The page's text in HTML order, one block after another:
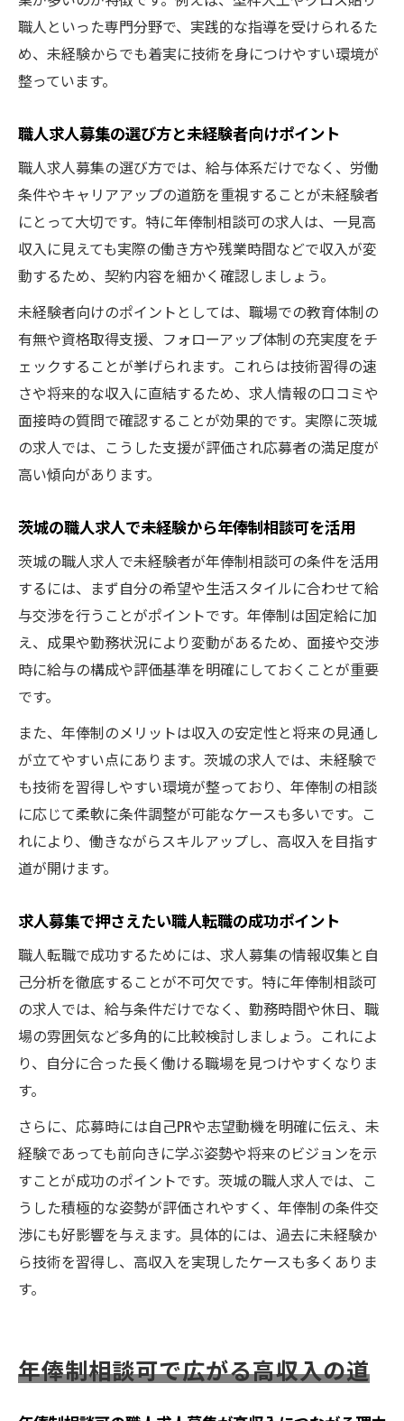
茨城で黙々作業中心の職人求人募集を見極
める方法
求人募集で黙々作業重視の職人職場を選ぶ
茨城で発見
職人求人募集で黙々働ける環境を手に入れ
る方法
年収アップ叶える求人応募の秘訣
法とは
茨城の職人求人で高収入を目指す転職活動
のコツ
求人募集選びで年収アップ可能な職人仕事
を見極める
年俸制相談可求人応募で高収入職人を狙う
茨城職人求人募集で収入UPを叶える実践テ
クニック
伝統工芸職人を目指すための転職術
伝統工芸職人求人募集で叶える新しい働き
方
茨城で伝統工芸職人を目指す求人選びのポ
未経験から伝統工芸職人求人募集に挑戦す
る方法
職人求人募集で伝統工芸の世界に飛び込む
コツ
茨城の伝統工芸職人求人募集と年俸制相談
可の強み
職人といった専門分野で、実践的な指導を受けられるた
め、未経験からでも着実に技術を身につけやすい環境が
整っています。
職人求人募集の選び方と未経験者向けポイント
職人求人募集の選び方では、給与体系だけでなく、労働
条件やキャリアアップの道筋を重視することが未経験者
にとって大切です。特に年俸制相談可の求人は、一見高
収入に見えても実際の働き方や残業時間などで収入が変
動するため、契約内容を細かく確認しましょう。
未経験者向けのポイントとしては、職場での教育体制の
有無や資格取得支援、フォローアップ体制の充実度をチ
ェックすることが挙げられます。これらは技術習得の速
さや将来的な収入に直結するため、求人情報の口コミや
面接時の質問で確認することが効果的です。実際に茨城
の求人では、こうした支援が評価され応募者の満足度が
高い傾向があります。
茨城の職人求人で未経験から年俸制相談可を活用
茨城の職人求人で未経験者が年俸制相談可の条件を活用
するには、まず自分の希望や生活スタイルに合わせて給
与交渉を行うことがポイントです。年俸制は固定給に加
え、成果や勤務状況により変動があるため、面接や交渉
時に給与の構成や評価基準を明確にしておくことが重要
です。
また、年俸制のメリットは収入の安定性と将来の見通し
が立てやすい点にあります。茨城の求人では、未経験で
も技術を習得しやすい環境が整っており、年俸制の相談
に応じて柔軟に条件調整が可能なケースも多いです。こ
れにより、働きながらスキルアップし、高収入を目指す
道が開けます。
求人募集で押さえたい職人転職の成功ポイント
職人転職で成功するためには、求人募集の情報収集と自
己分析を徹底することが不可欠です。特に年俸制相談可
の求人では、給与条件だけでなく、勤務時間や休日、職
場の雰囲気など多角的に比較検討しましょう。これによ
り、自分に合った長く働ける職場を見つけやすくなりま
す。
さらに、応募時には自己PRや志望動機を明確に伝え、未
経験であっても前向きに学ぶ姿勢や将来のビジョンを示
すことが成功のポイントです。茨城の職人求人では、こ
うした積極的な姿勢が評価されやすく、年俸制の条件交
渉にも好影響を与えます。具体的には、過去に未経験か
ら技術を習得し、高収入を実現したケースも多くありま
す。
年俸制相談可で広がる高収入の道